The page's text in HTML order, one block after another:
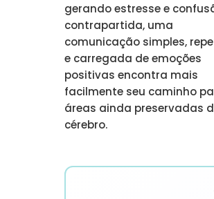
gerando estresse e
contrapartida, uma
comunicação simples,
e carregada de emoções
positivas encontra mais
facilmente seu caminho
áreas ainda preservadas
cérebro.